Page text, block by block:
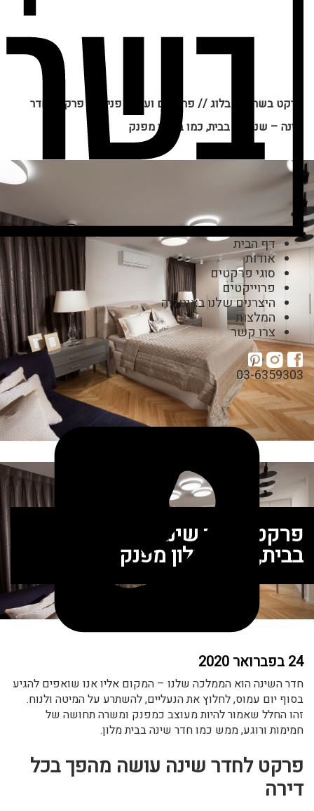
דף הבית
אודות
סוגי פרקטים
פרוייקטים
היצרנים שלנו באיטליה
המלצות
צרו קשר
03-6359303
פרקט בשרון בלוג// פרקטים ועיצוב פנים //פרקט לחדר
שינה – שנרגיש בבית, כמו במלון מפנק
פרקט לחדר שינה – שנרגיש
בבית, כמו במלון מפנק
24 בפברואר 2020
חדר השינה הוא הממלכה שלנו – המקום אליו אנו שואפים להגיע
בסוף יום עמוס, לחלוץ את הנעליים, להשתרע על המיטה ולנוח.
זהו החלל שאמור להיות מעוצב כמפנק ומשרה תחושה של
חמימות ורוגע, ממש כמו חדר שינה בבית מלון.
פרקט לחדר שינה עושה מהפך בכל
דירה